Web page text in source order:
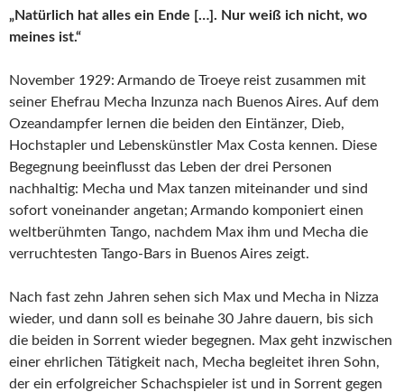
„Natürlich hat alles ein Ende […]. Nur weiß ich nicht, wo
meines ist.“
November 1929: Armando de Troeye reist zusammen mit
seiner Ehefrau Mecha Inzunza nach Buenos Aires. Auf dem
Ozeandampfer lernen die beiden den Eintänzer, Dieb,
Hochstapler und Lebenskünstler Max Costa kennen. Diese
Begegnung beeinflusst das Leben der drei Personen
nachhaltig: Mecha und Max tanzen miteinander und sind
sofort voneinander angetan; Armando komponiert einen
weltberühmten Tango, nachdem Max ihm und Mecha die
verruchtesten Tango-Bars in Buenos Aires zeigt.
Nach fast zehn Jahren sehen sich Max und Mecha in Nizza
wieder, und dann soll es beinahe 30 Jahre dauern, bis sich
die beiden in Sorrent wieder begegnen. Max geht inzwischen
einer ehrlichen Tätigkeit nach, Mecha begleitet ihren Sohn,
der ein erfolgreicher Schachspieler ist und in Sorrent gegen